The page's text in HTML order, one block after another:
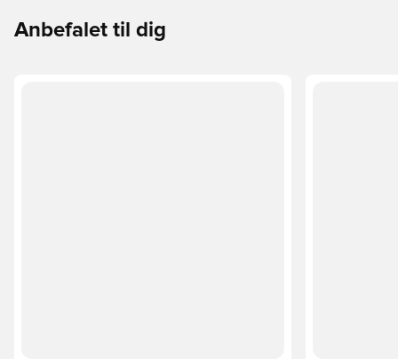
Anbefalet til dig